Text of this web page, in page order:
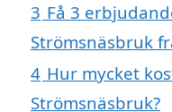
3 Få 3
Strömsnäsbruk
4 Hur mycket
Strömsnäsbruk?